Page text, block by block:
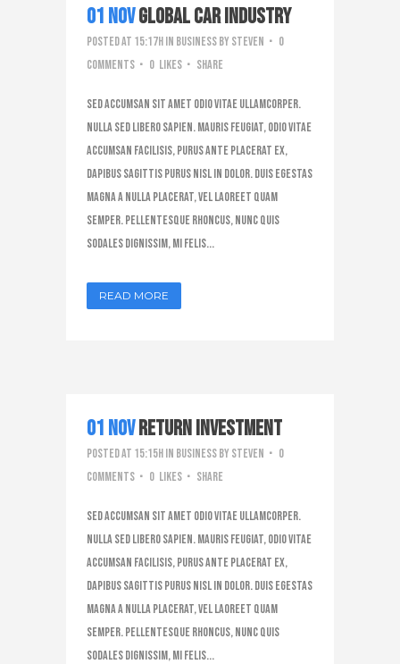
01 NovGlobal Car Industry
Posted at 15:17hin Businessby steven
0
Comments
0 Likes Share
Sed accumsan sit amet odio vitae ullamcorper.
Nulla sed libero sapien. Mauris feugiat, odio vitae
accumsan facilisis, purus ante placerat ex,
dapibus sagittis purus nisl in dolor. Duis egestas
magna a nulla placerat, vel laoreet quam
semper. Pellentesque rhoncus, nunc quis
sodales dignissim, mi felis...
READ MORE
01 NovReturn Investment
Posted at 15:15hin Businessby steven
0
Comments
0 Likes Share
Sed accumsan sit amet odio vitae ullamcorper.
Nulla sed libero sapien. Mauris feugiat, odio vitae
accumsan facilisis, purus ante placerat ex,
dapibus sagittis purus nisl in dolor. Duis egestas
magna a nulla placerat, vel laoreet quam
semper. Pellentesque rhoncus, nunc quis
sodales dignissim, mi felis...